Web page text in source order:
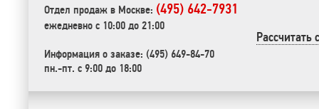
Отдел продаж в Москве: (495) 642-7931
ежедневно с 10:00 до 21:00
Информация о заказе: (495) 649-84-70
пн.-пт. с 9:00 до 18:00